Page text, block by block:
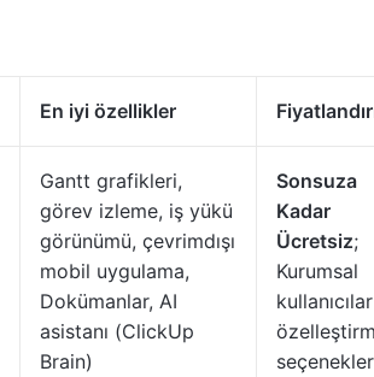
En iyi özellikler
Gantt grafikleri,
görev izleme, iş yükü
görünümü, çevrimdışı
mobil uygulama,
Dokümanlar, AI
asistanı (ClickUp
Brain)
Sonsuza
Kadar
Ücretsiz;
Kurumsal